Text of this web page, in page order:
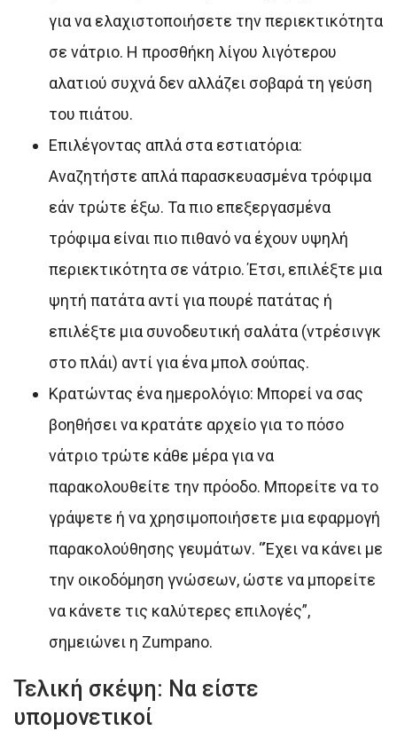
για να ελαχιστοποιήσετε την περιεκτικότητα
σε νάτριο. Η προσθήκη λίγου λιγότερου
αλατιού συχνά δεν αλλάζει σοβαρά τη γεύση
του πιάτου.
Επιλέγοντας απλά στα εστιατόρια:
Αναζητήστε απλά παρασκευασμένα τρόφιμα
εάν τρώτε έξω. Τα πιο επεξεργασμένα
τρόφιμα είναι πιο πιθανό να έχουν υψηλή
περιεκτικότητα σε νάτριο. Έτσι, επιλέξτε μια
ψητή πατάτα αντί για πουρέ πατάτας ή
επιλέξτε μια συνοδευτική σαλάτα (ντρέσινγκ
στο πλάι) αντί για ένα μπολ σούπας.
Κρατώντας ένα ημερολόγιο: Μπορεί να σας
βοηθήσει να κρατάτε αρχείο για το πόσο
νάτριο τρώτε κάθε μέρα για να
παρακολουθείτε την πρόοδο. Μπορείτε να το
γράψετε ή να χρησιμοποιήσετε μια εφαρμογή
παρακολούθησης γευμάτων. “Έχει να κάνει με
την οικοδόμηση γνώσεων, ώστε να μπορείτε
να κάνετε τις καλύτερες επιλογές”,
σημειώνει η Zumpano.
Τελική σκέψη: Να είστε
υπομονετικοί